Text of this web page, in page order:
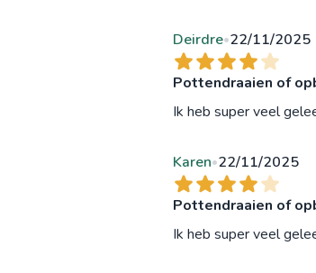
Deirdre•22/11/2025
Pottendraaien of
Ik heb super veel
Karen•22/11/2025
Pottendraaien of
Ik heb super veel